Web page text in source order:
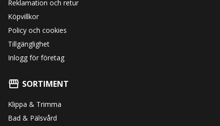
Reklamation och retur
Köpvillkor
Policy och cookies
Tillgänglighet
Inlogg för företag
SORTIMENT
Klippa & Trimma
Bad & Pälsvård